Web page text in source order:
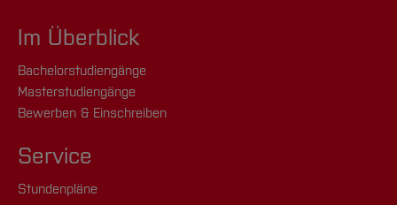
Im Überblick
Bachelorstudiengänge
Masterstudiengänge
Bewerben & Einschreiben
Service
Stundenpläne